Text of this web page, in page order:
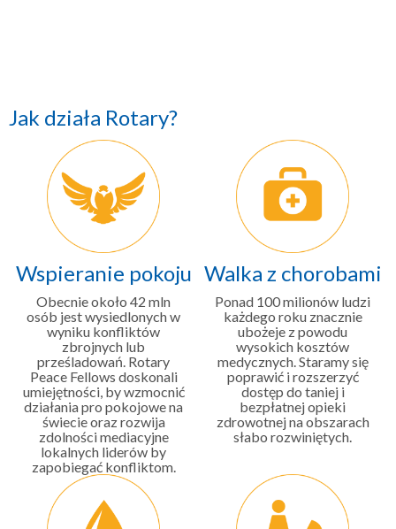
Jak działa Rotary?
Wspieranie pokoju
Obecnie około 42 mln
osób jest wysiedlonych w
wyniku konfliktów
zbrojnych lub
prześladowań. Rotary
Peace Fellows doskonali
umiejętności, by wzmocnić
działania pro pokojowe na
świecie oraz rozwija
zdolności mediacyjne
lokalnych liderów by
zapobiegać konfliktom.
Walka z chorobami
Ponad 100 milionów ludzi
każdego roku znacznie
ubożeje z powodu
wysokich kosztów
medycznych. Staramy się
poprawić i rozszerzyć
dostęp do taniej i
bezpłatnej opieki
zdrowotnej na obszarach
słabo rozwiniętych.